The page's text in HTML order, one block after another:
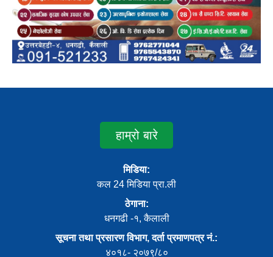
हाम्रो बारे
मिडिया:
कल 24 मिडिया प्रा.ली
ठेगाना:
धनगढी -१, कैलाली
सूचना तथा प्रसारण विभाग, दर्ता प्रमाणपत्र नं.:
४०१८- २०७९/८०